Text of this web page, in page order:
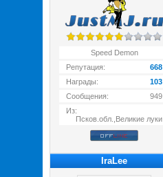
Speed Demon
Репутация:
668
Награды:
103
Сообщения:
949
Из:
Псков.обл.,Великие луки
IraLee